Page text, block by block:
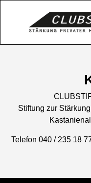
Stiftung zur
Telefon 040 / 235 18